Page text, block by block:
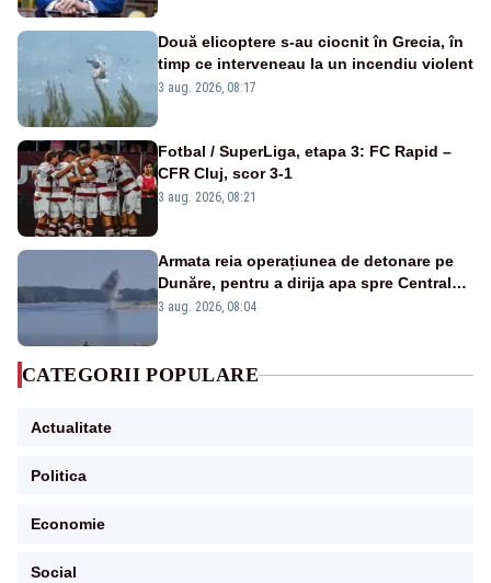
Două elicoptere s-au ciocnit în Grecia, în
timp ce interveneau la un incendiu violent
3 aug. 2026, 08:17
Fotbal / SuperLiga, etapa 3: FC Rapid –
CFR Cluj, scor 3-1
3 aug. 2026, 08:21
Armata reia operațiunea de detonare pe
Dunăre, pentru a dirija apa spre Centrala
Cernavodă
3 aug. 2026, 08:04
CATEGORII POPULARE
Actualitate
Politica
Economie
Social